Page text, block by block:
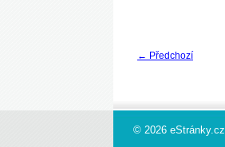
← Předchozí
© 2026 eStránky.cz